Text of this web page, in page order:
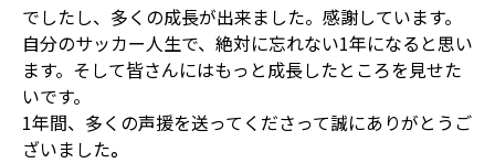
でしたし、多くの成長が出来ました。感謝しています。
自分のサッカー人生で、絶対に忘れない1年になると思い
ます。そして皆さんにはもっと成長したところを見せた
いです。
1年間、多くの声援を送ってくださって誠にありがとうご
ざいました。